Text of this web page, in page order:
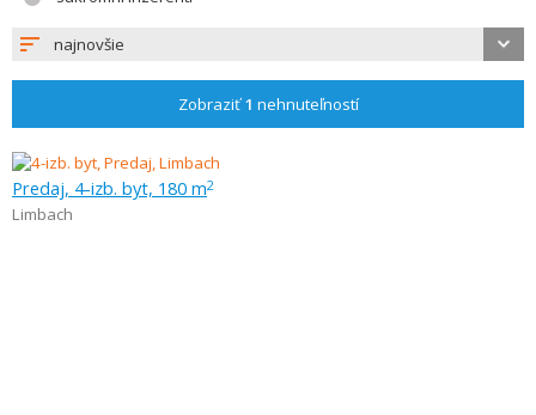
najnovšie
Zobraziť1 nehnuteľností
Predaj, 4-izb. byt, 180 m2
Limbach